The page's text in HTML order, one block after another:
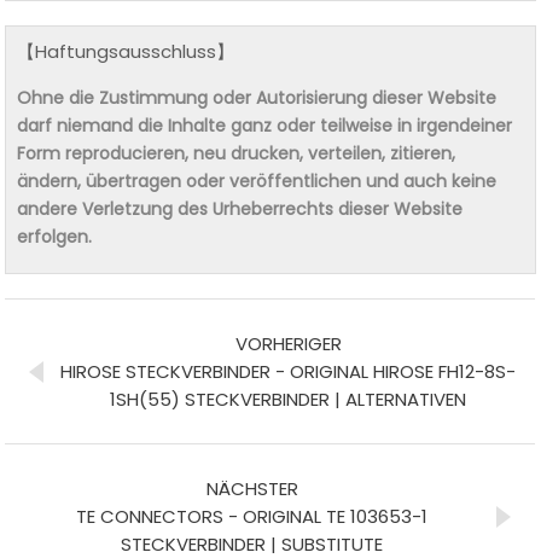
【Haftungsausschluss】
Ohne die Zustimmung oder Autorisierung dieser Website
darf niemand die Inhalte ganz oder teilweise in irgendeiner
Form reproducieren, neu drucken, verteilen, zitieren,
ändern, übertragen oder veröffentlichen und auch keine
andere Verletzung des Urheberrechts dieser Website
erfolgen.
VORHERIGER
HIROSE STECKVERBINDER - ORIGINAL HIROSE FH12-8S-
1SH(55) STECKVERBINDER | ALTERNATIVEN
NÄCHSTER
TE CONNECTORS - ORIGINAL TE 103653-1
STECKVERBINDER | SUBSTITUTE